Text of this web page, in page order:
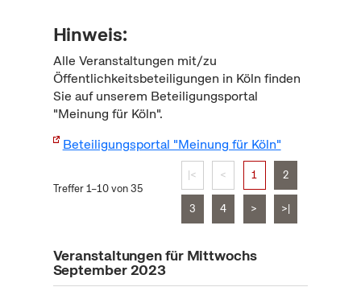
Hinweis:
Alle Veranstaltungen mit/zu
Öffentlichkeitsbeteiligungen in Köln finden
Sie auf unserem Beteiligungsportal
"Meinung für Köln".
Beteiligungsportal "Meinung für Köln"
Treffer 1–10 von 35
|< < 1 2
3 4 > >|
Veranstaltungen für Mittwochs
September 2023